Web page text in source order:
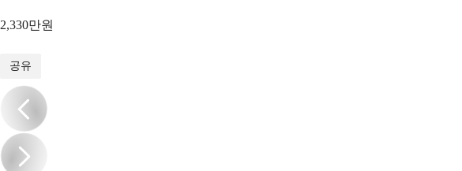
2,330만원
공유
/19